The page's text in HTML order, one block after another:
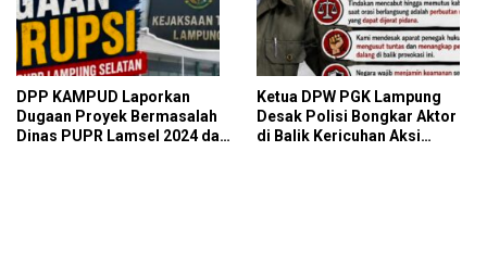
DPP KAMPUD Laporkan
Dugaan Proyek Bermasalah
Dinas PUPR Lamsel 2024 dan
Ketua DPW PGK Lampung
Desak Polisi Bongkar Aktor
di Balik Kericuhan Aksi